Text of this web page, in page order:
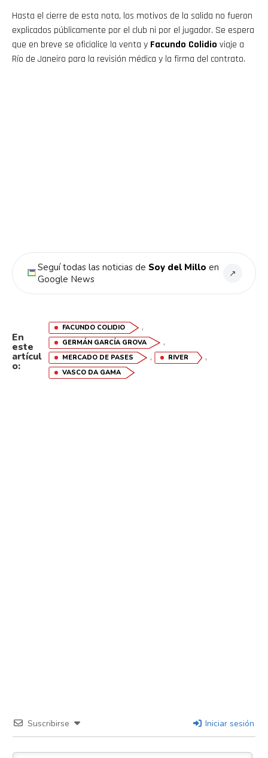
Hasta el cierre de esta nota, los motivos de la salida no fueron
explicados públicamente por el club ni por el jugador. Se espera
que en breve se oficialice la venta y Facundo Colidio viaje a
Río de Janeiro para la revisión médica y la firma del contrato.
Seguí todas las noticias de Soy del Millo en
Google News
↗
En
este
artícul
o:
FACUNDO COLIDIO ,
GERMÁN GARCÍA GROVA ,
MERCADO DE PASES , RIVER ,
VASCO DA GAMA
Suscribirse Iniciar sesión